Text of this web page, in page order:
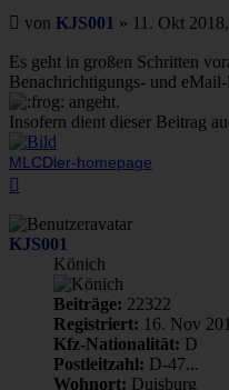
Beitrag
von KJS001 » 11. Okt
Es geht in großen Schritten
Benachrichtigungs- und
angeht.
Insofern dient dieser Beitrag
MLCDler-homepage
KJS001
Könich
Beiträge: 22322
Registriert: 16. Nov
Kfz-Nationalität: D
Postleitzahl: D-47...
Wohnort: Duisburg